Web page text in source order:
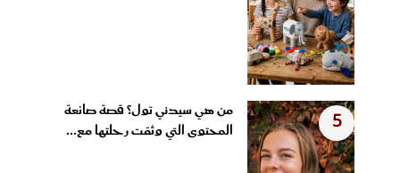
5
من هي سيدني تول؟ قصة صانعة
المحتوى التي وثقت رحلتها مع...